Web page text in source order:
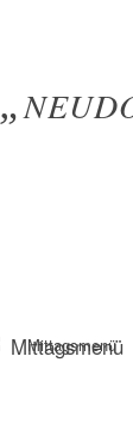
„
Mittagsmenü